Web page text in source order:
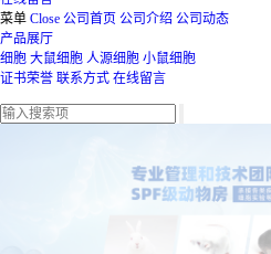
菜单 Close 公司首页 公司介绍 公司动态
产品展厅
细胞 大鼠细胞 人源细胞 小鼠细胞
证书荣誉 联系方式 在线留言